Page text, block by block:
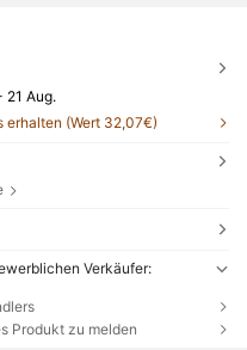
21 Aug.
erhalten (Wert 32,07€)
Verkäufer:
Produkt zu melden